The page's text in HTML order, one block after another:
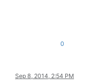
0
Sep 8, 2014, 2:54 PM